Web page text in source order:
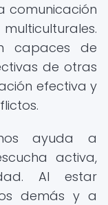
comunicación
capaces de
de otras
efectiva y
ayuda a
activa,
Al estar
demás y a